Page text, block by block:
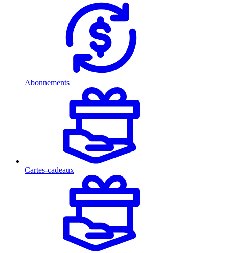
Abonnements
Cartes-cadeaux